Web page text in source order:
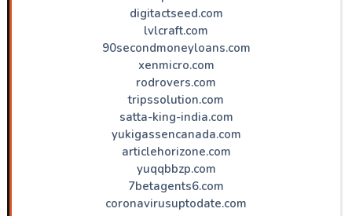
digitactseed.com
lvlcraft.com
90secondmoneyloans.com
xenmicro.com
rodrovers.com
tripssolution.com
satta-king-india.com
yukigassencanada.com
articlehorizone.com
yuqqbbzp.com
7betagents6.com
coronavirusuptodate.com